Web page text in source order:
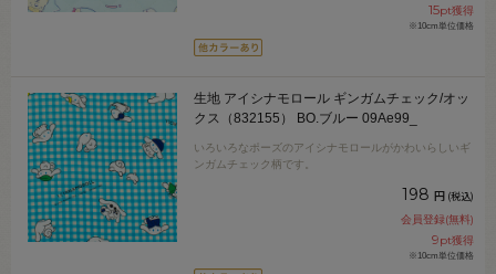
15pt獲得
※10cm単位価格
生地 アイシナモロール ギンガムチェック/オッ
クス（832155） BO.ブルー 09Ae99_
いろいろなポーズのアイシナモロールがかわいらしいギ
ンガムチェック柄です。
198 円 (税込)
会員登録(無料)
9pt獲得
※10cm単位価格